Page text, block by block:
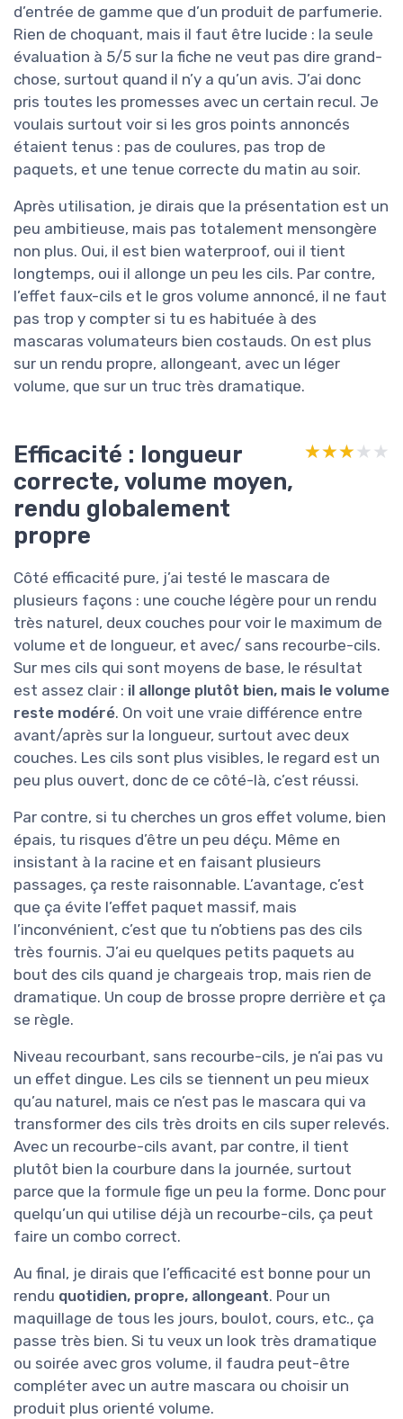
d’entrée de gamme que d’un produit de parfumerie.
Rien de choquant, mais il faut être lucide : la seule
évaluation à 5/5 sur la fiche ne veut pas dire grand-
chose, surtout quand il n’y a qu’un avis. J’ai donc
pris toutes les promesses avec un certain recul. Je
voulais surtout voir si les gros points annoncés
étaient tenus : pas de coulures, pas trop de
paquets, et une tenue correcte du matin au soir.
Après utilisation, je dirais que la présentation est un
peu ambitieuse, mais pas totalement mensongère
non plus. Oui, il est bien waterproof, oui il tient
longtemps, oui il allonge un peu les cils. Par contre,
l’effet faux-cils et le gros volume annoncé, il ne faut
pas trop y compter si tu es habituée à des
mascaras volumateurs bien costauds. On est plus
sur un rendu propre, allongeant, avec un léger
volume, que sur un truc très dramatique.
Efficacité : longueur
correcte, volume moyen,
rendu globalement
propre
★★★★★
★★★★★
Côté efficacité pure, j’ai testé le mascara de
plusieurs façons : une couche légère pour un rendu
très naturel, deux couches pour voir le maximum de
volume et de longueur, et avec/ sans recourbe-cils.
Sur mes cils qui sont moyens de base, le résultat
est assez clair : il allonge plutôt bien, mais le volume
reste modéré. On voit une vraie différence entre
avant/après sur la longueur, surtout avec deux
couches. Les cils sont plus visibles, le regard est un
peu plus ouvert, donc de ce côté-là, c’est réussi.
Par contre, si tu cherches un gros effet volume, bien
épais, tu risques d’être un peu déçu. Même en
insistant à la racine et en faisant plusieurs
passages, ça reste raisonnable. L’avantage, c’est
que ça évite l’effet paquet massif, mais
l’inconvénient, c’est que tu n’obtiens pas des cils
très fournis. J’ai eu quelques petits paquets au
bout des cils quand je chargeais trop, mais rien de
dramatique. Un coup de brosse propre derrière et ça
se règle.
Niveau recourbant, sans recourbe-cils, je n’ai pas vu
un effet dingue. Les cils se tiennent un peu mieux
qu’au naturel, mais ce n’est pas le mascara qui va
transformer des cils très droits en cils super relevés.
Avec un recourbe-cils avant, par contre, il tient
plutôt bien la courbure dans la journée, surtout
parce que la formule fige un peu la forme. Donc pour
quelqu’un qui utilise déjà un recourbe-cils, ça peut
faire un combo correct.
Au final, je dirais que l’efficacité est bonne pour un
rendu quotidien, propre, allongeant. Pour un
maquillage de tous les jours, boulot, cours, etc., ça
passe très bien. Si tu veux un look très dramatique
ou soirée avec gros volume, il faudra peut-être
compléter avec un autre mascara ou choisir un
produit plus orienté volume.